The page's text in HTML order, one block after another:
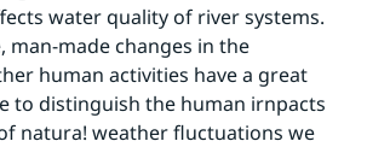
water quality of river systems.
man-made changes in the
human activities have a great
to distinguish the human irnpacts
natura! weather fluctuations we